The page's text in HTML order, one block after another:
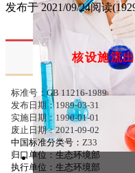
发布于 2021/09/24阅读
核设施流
标准号：GB 11216-1989
发布日期：1989-03-31
实施日期：1990-01-01
废止日期：2021-09-02
中国标准分类号： Z33
归口单位：生态环境部
执行单位：生态环境部